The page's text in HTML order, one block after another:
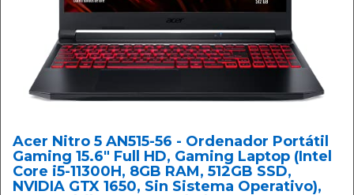
Acer Nitro 5 AN515-56 - Ordenador Portátil
Gaming 15.6" Full HD, Gaming Laptop (Intel
Core i5-11300H, 8GB RAM, 512GB SSD,
NVIDIA GTX 1650, Sin Sistema Operativo),